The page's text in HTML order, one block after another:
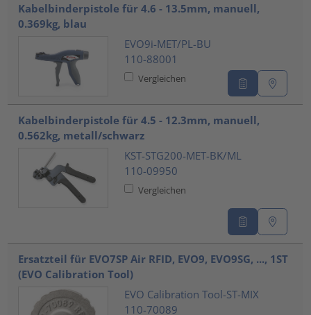
Kabelbinderpistole für 4.6 - 13.5mm, manuell,
0.369kg, blau
EVO9i-MET/PL-BU
110-88001
Vergleichen
Kabelbinderpistole für 4.5 - 12.3mm, manuell,
0.562kg, metall/schwarz
KST-STG200-MET-BK/ML
110-09950
Vergleichen
Ersatzteil für EVO7SP Air RFID, EVO9, EVO9SG, ..., 1ST
(EVO Calibration Tool)
EVO Calibration Tool-ST-MIX
110-70089